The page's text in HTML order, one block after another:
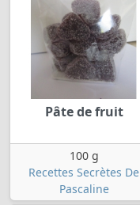
Pâte de fruit
100 g
Recettes Secrètes De
Pascaline